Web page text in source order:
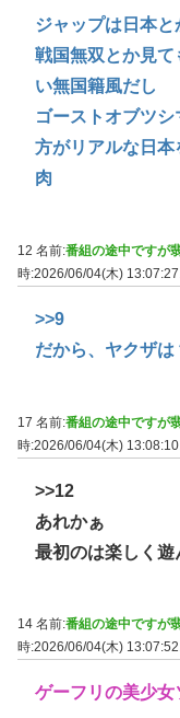
ジャップは日本
戦国無双とか見て
い無国籍風だし
ゴーストオブツ
方がリアルな日
肉
12 名前:番組の途中ですが
時:2026/06/04(木)
>>9
だから、ヤクザは
17 名前:番組の途中ですが
時:2026/06/04(木)
>>12
あれかぁ
最初のは楽しく遊
14 名前:番組の途中ですが
時:2026/06/04(木)
ゲーフリの美少